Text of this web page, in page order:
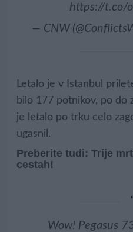
https://t.co/
— CNW
Letalo je v Istanbul
bilo 177 potnikov, po do
je letalo po trku celo
ugasnil.
Preberite tudi: Trije
cestah!
Wow! Pegasus